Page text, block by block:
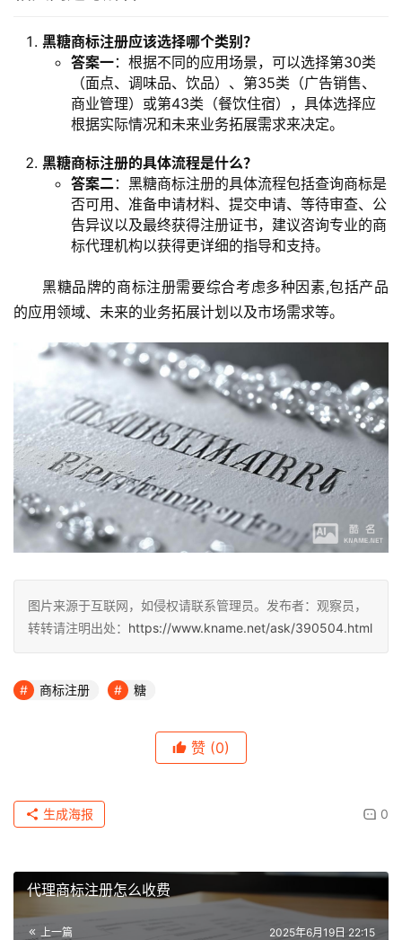
黑糖商标注册应该选择哪个类别？
答案一：根据不同的应用场景，可以选择第30类
（面点、调味品、饮品）、第35类（广告销售、
商业管理）或第43类（餐饮住宿），具体选择应
根据实际情况和未来业务拓展需求来决定。
黑糖商标注册的具体流程是什么？
答案二：黑糖商标注册的具体流程包括查询商标是
否可用、准备申请材料、提交申请、等待审查、公
告异议以及最终获得注册证书，建议咨询专业的商
标代理机构以获得更详细的指导和支持。
黑糖品牌的商标注册需要综合考虑多种因素,包括产品
的应用领域、未来的业务拓展计划以及市场需求等。
图片来源于互联网，如侵权请联系管理员。发布者：观察员，
转转请注明出处： https://www.kname.net/ask/390504.html
商标注册 糖
赞 (0)
0
生成海报
代理商标注册怎么收费
上一篇 2025年6月19日 22:15